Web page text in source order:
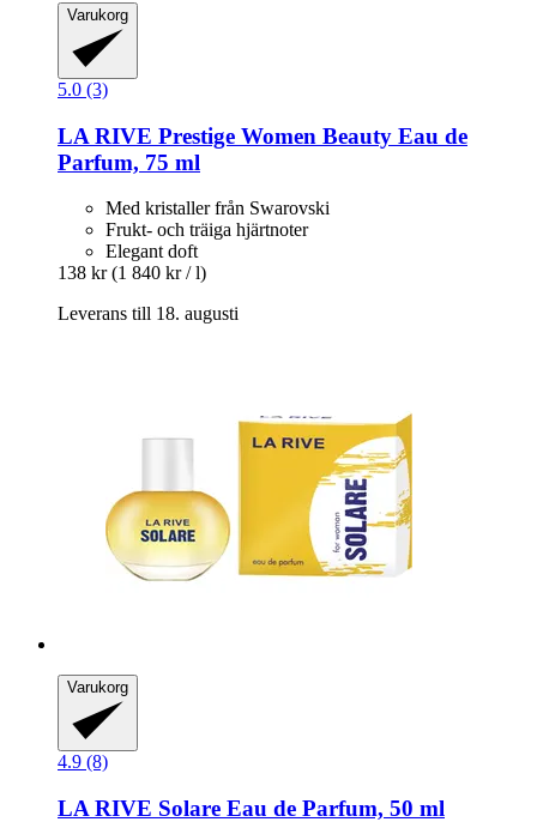
Varukorg
5.0 (3)
LA RIVE Prestige Women Beauty Eau de
Parfum, 75 ml
Med kristaller från Swarovski
Frukt- och träiga hjärtnoter
Elegant doft
138 kr (1 840 kr / l)
Leverans till 18. augusti
Varukorg
4.9 (8)
LA RIVE Solare Eau de Parfum, 50 ml